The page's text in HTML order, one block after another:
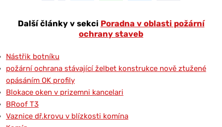
Další články v sekci Poradna v oblasti požární
ochrany staveb
Nástřik botníku
požární ochrana stávající želbet konstrukce nově ztužené
opásáním OK profily
Blokace oken v prizemni kancelari
BRoof T3
Vaznice dř.krovu v blízkosti komína